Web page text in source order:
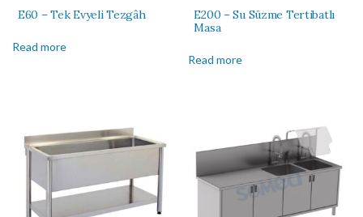
E60 – Tek Evyeli Tezgâh
Read more
E200 – Su Süzme Tertibatlı
Masa
Read more